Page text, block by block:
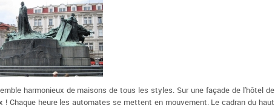
harmonieux de maisons de tous les styles. Sur une façade de l'hôtel de
Chaque heure les automates se mettent en mouvement. Le cadran du haut